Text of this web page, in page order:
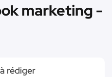
marketing -
rédiger